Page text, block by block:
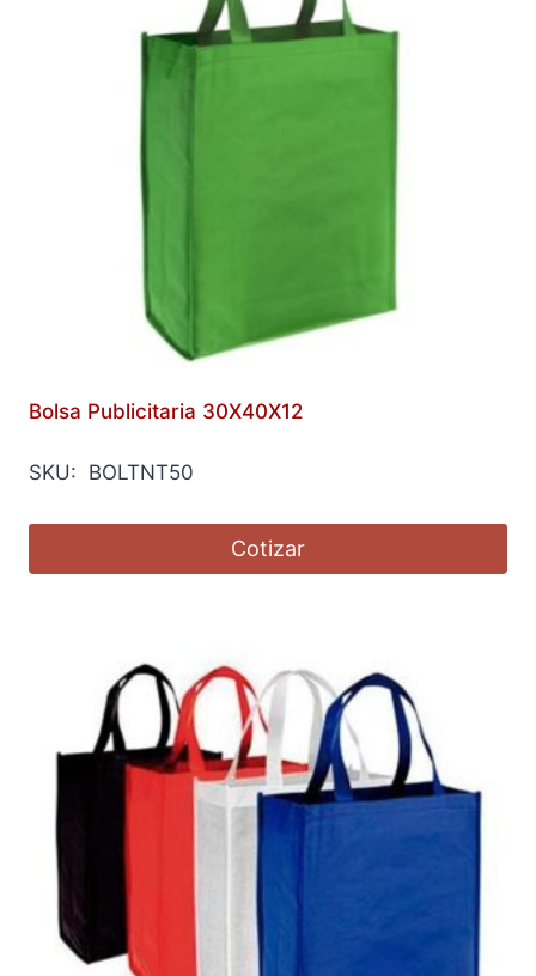
Bolsa Publicitaria 30X40X12
SKU: BOLTNT50
Cotizar